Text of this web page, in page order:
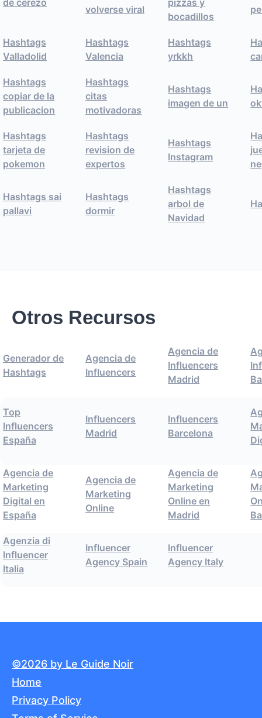
de cerezo
volverse viral
pizzas y
bocadillos
Hashtags
Valladolid
Hashtags
Valencia
Hashtags
yrkkh
Hashtags
copiar de la
publicacion
Hashtags
citas
motivadoras
Hashtags
imagen de un
Hashtags
tarjeta de
pokemon
Hashtags
revision de
expertos
Hashtags
Instagram
Hashtags sai
pallavi
Hashtags
dormir
Hashtags
arbol de
Navidad
Otros Recursos
Generador de
Hashtags
Agencia de
Influencers
Agencia de
Influencers
Madrid
Top
Influencers
España
Influencers
Madrid
Influencers
Barcelona
Agencia de
Marketing
Digital en
España
Agencia de
Marketing
Online
Agencia de
Marketing
Online en
Madrid
Agenzia di
Influencer
Italia
Influencer
Agency Spain
Influencer
Agency Italy
©2026 by Le Guide Noir
Home
Privacy Policy